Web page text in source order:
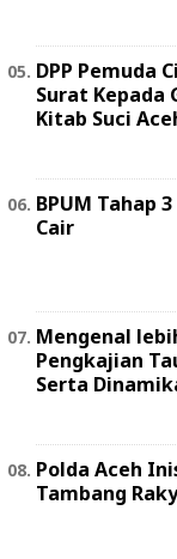
DPP Pemuda
Surat Kepada
Kitab Suci
BPUM Tahap
Cair
Mengenal
Pengkajian
Serta
Polda Aceh
Tambang